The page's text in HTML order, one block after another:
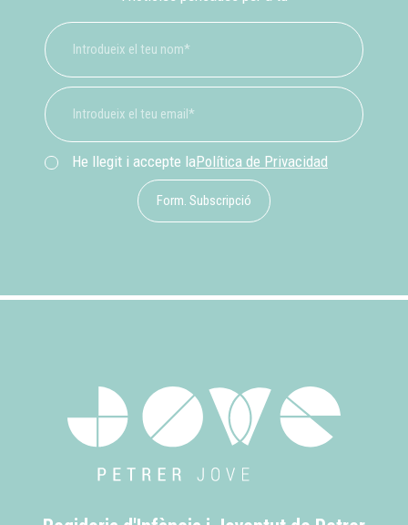
He llegit i accepte laPolítica de Privacidad
Form. Subscripció